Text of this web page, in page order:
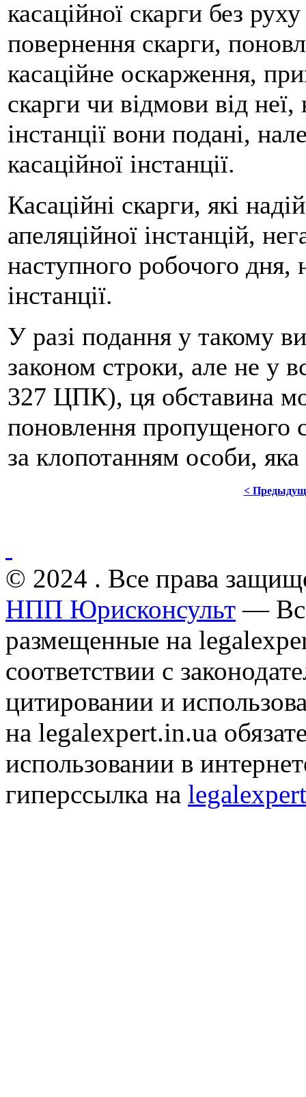
касаційної скарги без
повернення скарги,
касаційне оскарження,
скарги чи відмови від
інстанції вони подані,
касаційної інстанції.
Касаційні скарги, які
апеляційної інстанцій,
наступного робочого дня,
інстанції.
У разі подання у такому
законом строки, але не у
327 ЦПК), ця обставина
поновлення пропущеного
за клопотанням особи, яка
<
© 2024 . Все права
НПП Юрисконсульт —
размещенные на
соответствии с
цитировании и
на legalexpert.in.ua
использовании в
гиперссылка на